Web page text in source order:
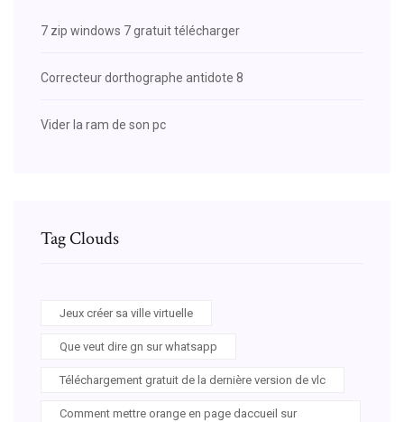
7 zip windows 7 gratuit télécharger
Correcteur dorthographe antidote 8
Vider la ram de son pc
Tag Clouds
Jeux créer sa ville virtuelle
Que veut dire gn sur whatsapp
Téléchargement gratuit de la dernière version de vlc
Comment mettre orange en page daccueil sur